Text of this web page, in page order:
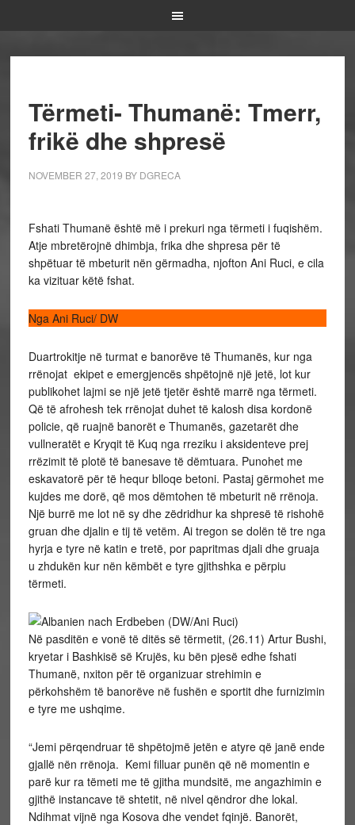
Tërmeti- Thumanë: Tmerr,
frikë dhe shpresë
NOVEMBER 27, 2019 BY DGRECA
Fshati Thumanë është më i prekuri nga tërmeti i fuqishëm.
Atje mbretërojnë dhimbja, frika dhe shpresa për të
shpëtuar të mbeturit nën gërmadha, njofton Ani Ruci, e cila
ka vizituar këtë fshat.
Nga Ani Ruci/ DW
Duartrokitje në turmat e banorëve të Thumanës, kur nga
rrënojat ekipet e emergjencës shpëtojnë një jetë, lot kur
publikohet lajmi se një jetë tjetër është marrë nga tërmeti.
Që të afrohesh tek rrënojat duhet të kalosh disa kordonë
policie, që ruajnë banorët e Thumanës, gazetarët dhe
vullneratët e Kryqit të Kuq nga rreziku i aksidenteve prej
rrëzimit të plotë të banesave të dëmtuara. Punohet me
eskavatorë për të hequr blloqe betoni. Pastaj gërmohet me
kujdes me dorë, që mos dëmtohen të mbeturit në rrënoja.
Një burrë me lot në sy dhe zëdridhur ka shpresë të rishohë
gruan dhe djalin e tij të vetëm. Ai tregon se dolën të tre nga
hyrja e tyre në katin e tretë, por papritmas djali dhe gruaja
u zhdukën kur nën këmbët e tyre gjithshka e përpiu
tërmeti.
Në pasditën e vonë të ditës së tërmetit, (26.11) Artur Bushi,
kryetar i Bashkisë së Krujës, ku bën pjesë edhe fshati
Thumanë, nxiton për të organizuar strehimin e
përkohshëm të banorëve në fushën e sportit dhe furnizimin
e tyre me ushqime.
“Jemi përqendruar të shpëtojmë jetën e atyre që janë ende
gjallë nën rrënoja. Kemi filluar punën që në momentin e
parë kur ra tëmeti me të gjitha mundsitë, me angazhimin e
gjithë instancave të shtetit, në nivel qëndror dhe lokal.
Ndihmat vijnë nga Kosova dhe vendet fqinjë. Banorët,